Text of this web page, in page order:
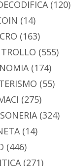
(120)
(14)
(163)
(555)
(174)
(55)
(275)
(324)
(14)
(446)
(271)